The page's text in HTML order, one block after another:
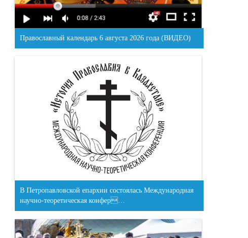
Православный календарь 6 августа 2026 года (ВИДЕО)
В Петропавловской епархии состоялась Международная
научно-теоретическая конфер…